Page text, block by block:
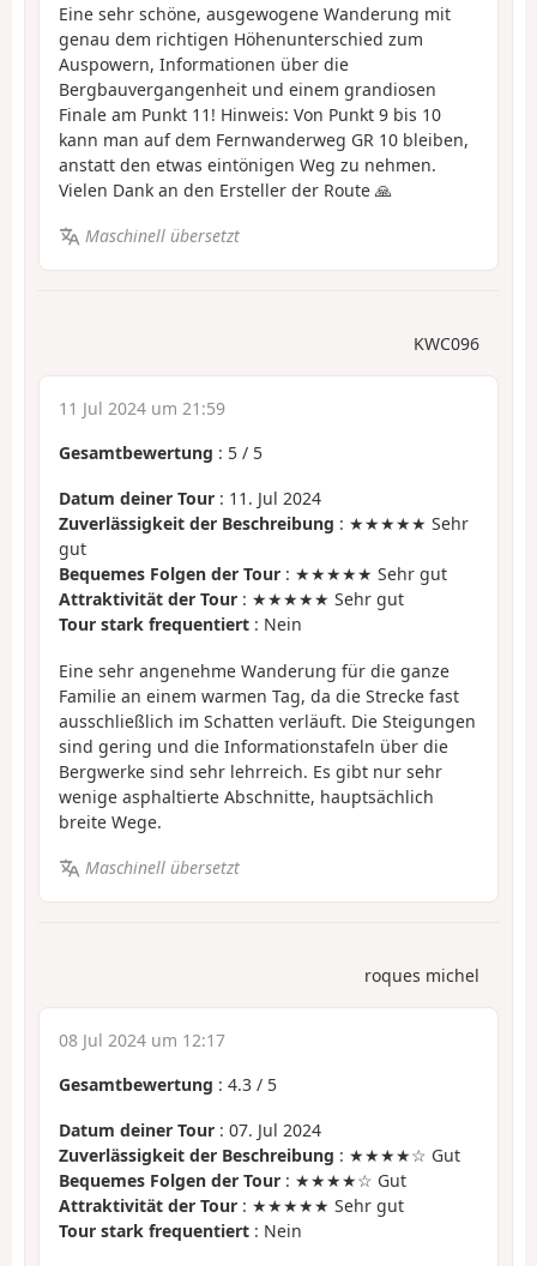
Eine sehr schöne, ausgewogene Wanderung mit
genau dem richtigen Höhenunterschied zum
Auspowern, Informationen über die
Bergbauvergangenheit und einem grandiosen
Finale am Punkt 11! Hinweis: Von Punkt 9 bis 10
kann man auf dem Fernwanderweg GR 10 bleiben,
anstatt den etwas eintönigen Weg zu nehmen.
Vielen Dank an den Ersteller der Route 🙏
Maschinell übersetzt
KWC096
11 Jul 2024 um 21:59
Gesamtbewertung : 5 / 5
Datum deiner Tour : 11. Jul 2024
Zuverlässigkeit der Beschreibung : ★★★★★ Sehr
gut
Bequemes Folgen der Tour : ★★★★★ Sehr gut
Attraktivität der Tour : ★★★★★ Sehr gut
Tour stark frequentiert : Nein
Eine sehr angenehme Wanderung für die ganze
Familie an einem warmen Tag, da die Strecke fast
ausschließlich im Schatten verläuft. Die Steigungen
sind gering und die Informationstafeln über die
Bergwerke sind sehr lehrreich. Es gibt nur sehr
wenige asphaltierte Abschnitte, hauptsächlich
breite Wege.
Maschinell übersetzt
roques michel
08 Jul 2024 um 12:17
Gesamtbewertung : 4.3 / 5
Datum deiner Tour : 07. Jul 2024
Zuverlässigkeit der Beschreibung : ★★★★☆ Gut
Bequemes Folgen der Tour : ★★★★☆ Gut
Attraktivität der Tour : ★★★★★ Sehr gut
Tour stark frequentiert : Nein